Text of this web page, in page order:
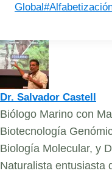
Global#
Dr. Salvador Castell
Biólogo Marino con
Biotecnología
Biología Molecular, y
Naturalista entusiasta